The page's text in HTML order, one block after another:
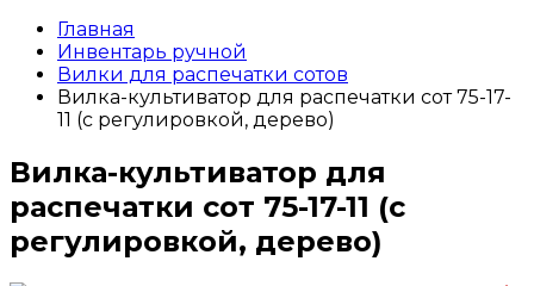
Главная
Инвентарь ручной
Вилки для распечатки сотов
Вилка-культиватор для распечатки сот 75-17-
11 (с регулировкой, дерево)
Вилка-культиватор для
распечатки сот 75-17-11 (с
регулировкой, дерево)